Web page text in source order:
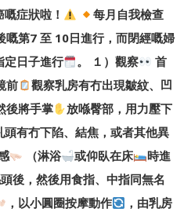
症狀啦！
每月自我檢查
嘅第7 至 10日進行，而閉經嘅婦
定日子進行
。 １）觀察
首
前
觀察乳房有冇出現皺紋、凹
後將手掌
放喺臀部，用力壓下
頭有冇下陷、結焦，或者其他異
（淋浴 或仰臥在床
時進
後，然後用食指、中指同無名
，以小圓圈按摩動作
，由乳房